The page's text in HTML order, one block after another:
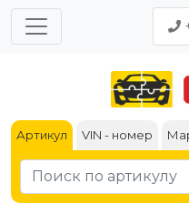
Артикул VIN - номер